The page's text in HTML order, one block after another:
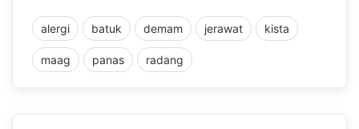
alergi batuk demam jerawat kista
maag panas radang